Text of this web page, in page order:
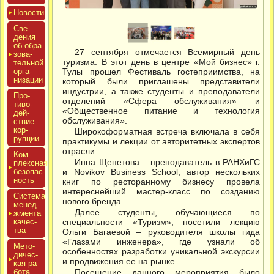
Новос­ти
Све­
дения
об об­ра­
зова­
тель­ной
ор­га­
низа­ции
Про­
тиво­
дей­
ствие
кор­
рупции
Ком­
плексная
бе­зопас­
ность
Сис­те­ма
ме­нед­
жмен­та
ка­чес­
тва
Мето­
дичес­
кая ра­
бота
27 сентября отмечается Всемирный день
туризма. В этот день в центре «Мой бизнес» г.
Тулы прошел Фестиваль гостеприимства, на
который были приглашены представители
индустрии, а также студенты и преподаватели
отделений «Сфера обслуживания» и
«Общественное питание и технология
обслуживания».
Широкоформатная встреча включала в себя
практикумы и лекции от авторитетных экспертов
отрасли.
Инна Щепетова – преподаватель в РАНХиГС
и Novikov Business School, автор нескольких
книг по ресторанному бизнесу провела
интереснейший мастер-класс по созданию
нового бренда.
Далее студенты, обучающиеся по
специальности «Туризм», посетили лекцию
Ольги Багаевой – руководителя школы гида
«Глазами инженера», где узнали об
особенностях разработки уникальной экскурсии
и продвижения ее на рынке.